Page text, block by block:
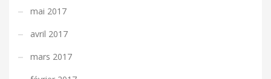
mai 2017
avril 2017
mars 2017